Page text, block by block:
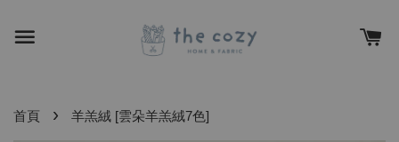
首頁 › 羊羔絨 [雲朵羊羔絨7色]